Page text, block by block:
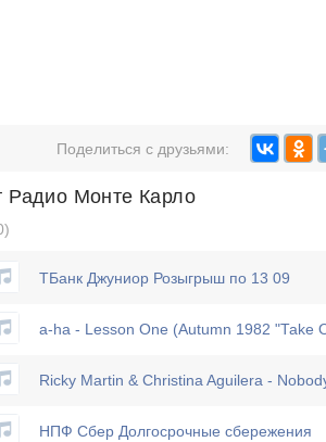
Поделиться с друзьями:
Радио Монте Карло
ТБанк Джуниор Розыгрыш по 13 09
a-ha - Lesson One (Autumn 1982 "Take
Ricky Martin & Christina Aguilera -
НПФ Сбер Долгосрочные сбережения